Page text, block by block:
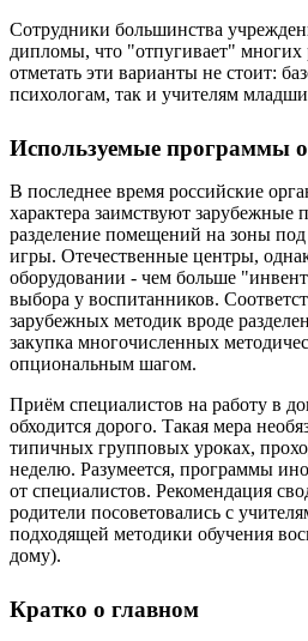
Сотрудники большинства
дипломы, что "отпугивает" многих
отметать эти варианты не стоит:
психологам, так и учителям
Используемые программы
В последнее время российские
характера заимствуют зарубежные
разделение помещений на зоны под
игры. Отечественные центры,
оборудовании - чем больше
выбора у воспитанников.
зарубежных методик вроде
закупка многочисленных
опциональным шагом.
Приём специалистов на работу в
обходится дорого. Такая мера
типичных групповых уроках,
неделю. Разумеется, программы
от специалистов. Рекомендация
родители посоветовались с
подходящей методики обучения
дому).
Кратко о главном